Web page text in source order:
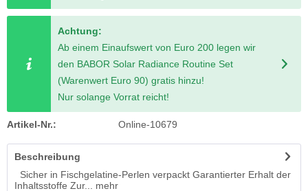
Achtung:
Ab einem Einaufswert von Euro 200 legen wir
den BABOR Solar Radiance Routine Set
(Warenwert Euro 90) gratis hinzu!
Nur solange Vorrat reicht!
Artikel-Nr.: Online-10679
Beschreibung
Sicher in Fischgelatine-Perlen verpackt Garantierter Erhalt der
Inhaltsstoffe Zur...
mehr